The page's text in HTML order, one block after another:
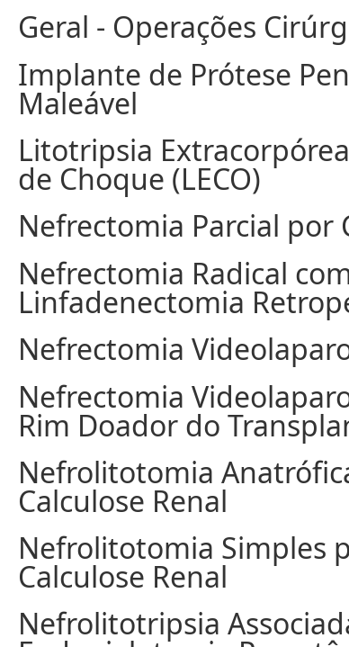
Geral - Operações
Implante de Prótese
Maleável
Litotripsia
de Choque (LECO)
Nefrectomia Parcial por
Nefrectomia Radical
Linfadenectomia
Nefrectomia
Nefrectomia
Rim Doador do
Nefrolitotomia
Calculose Renal
Nefrolitotomia Simples
Calculose Renal
Nefrolitotripsia